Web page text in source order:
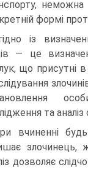
неможна
формі
із
— це
що присутні в
та аналіз
вчиненні
злочинець,
дозволяє